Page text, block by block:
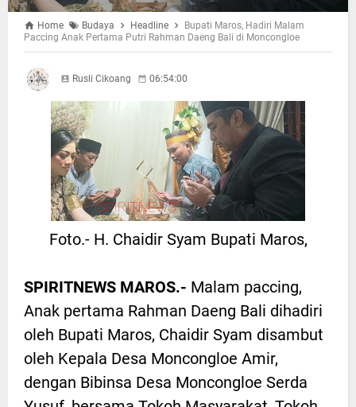
Home Budaya Headline
Bupati Maros, Hadiri Malam
Paccing Anak Pertama Putri Rahman Daeng Bali di Moncongloe
Rusli Cikoang 06:54:00
Foto.- H. Chaidir Syam Bupati Maros,
SPIRITNEWS MAROS.- Malam paccing,
Anak pertama Rahman Daeng Bali dihadiri
oleh Bupati Maros, Chaidir Syam disambut
oleh Kepala Desa Moncongloe Amir,
dengan Bibinsa Desa Moncongloe Serda